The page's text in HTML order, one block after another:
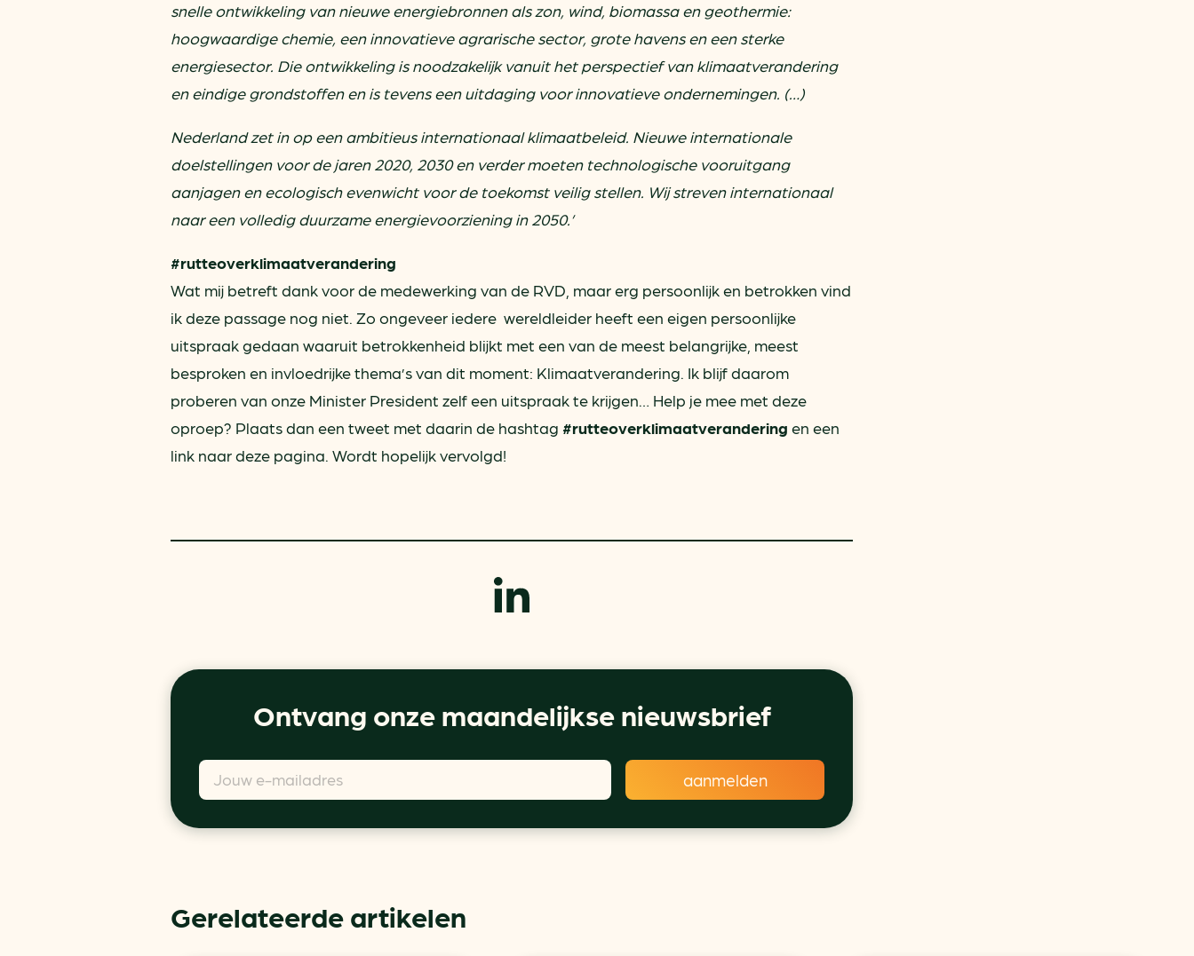
snelle ontwikkeling van nieuwe energiebronnen als zon, wind, biomassa en geothermie:
hoogwaardige chemie, een innovatieve agrarische sector, grote havens en een sterke
energiesector. Die ontwikkeling is noodzakelijk vanuit het perspectief van klimaatverandering
en eindige grondstoffen en is tevens een uitdaging voor innovatieve ondernemingen. (…)
Nederland zet in op een ambitieus internationaal klimaatbeleid. Nieuwe internationale
doelstellingen voor de jaren 2020, 2030 en verder moeten technologische vooruitgang
aanjagen en ecologisch evenwicht voor de toekomst veilig stellen. Wij streven internationaal
naar een volledig duurzame energievoorziening in 2050.’
#rutteoverklimaatverandering
Wat mij betreft dank voor de medewerking van de RVD, maar erg persoonlijk en betrokken vind
ik deze passage nog niet. Zo ongeveer iedere wereldleider heeft een eigen persoonlijke
uitspraak gedaan waaruit betrokkenheid blijkt met een van de meest belangrijke, meest
besproken en invloedrijke thema’s van dit moment: Klimaatverandering. Ik blijf daarom
proberen van onze Minister President zelf een uitspraak te krijgen… Help je mee met deze
oproep? Plaats dan een tweet met daarin de hashtag #rutteoverklimaatverandering en een
link naar deze pagina. Wordt hopelijk vervolgd!
Ontvang onze maandelijkse nieuwsbrief
Gerelateerde artikelen